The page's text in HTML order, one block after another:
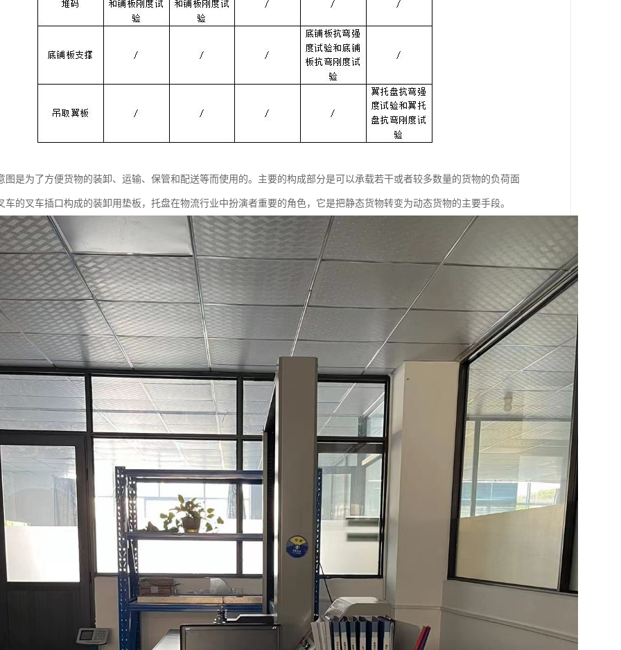
图是为了方便货物的装卸、运输、保管和配送等而使用的。主要的构成部分是可以承载若干或者较多数量的货物的负荷面
车的叉车插口构成的装卸用垫板，托盘在物流行业中扮演者重要的角色，它是把静态货物转变为动态货物的主要手段。